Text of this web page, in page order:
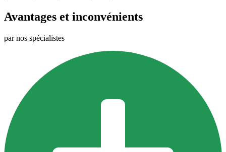
Avantages et inconvénients
par nos spécialistes